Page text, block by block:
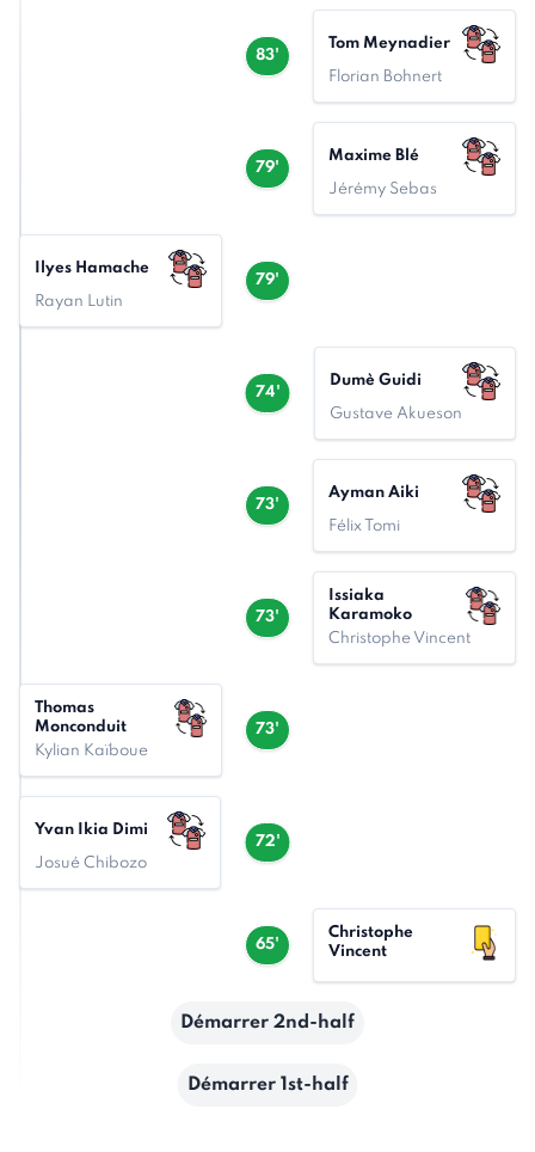
83'
Tom Meynadier
Florian Bohnert
79'
Maxime Blé
Jérémy Sebas
79'
Ilyes Hamache
Rayan Lutin
74'
Dumè Guidi
Gustave Akueson
73'
Ayman Aiki
Félix Tomi
73'
Issiaka
Karamoko
Christophe Vincent
73'
Thomas
Monconduit
Kylian Kaïboue
72'
Yvan Ikia Dimi
Josué Chibozo
65'
Christophe
Vincent
Démarrer 2nd-half
Démarrer 1st-half